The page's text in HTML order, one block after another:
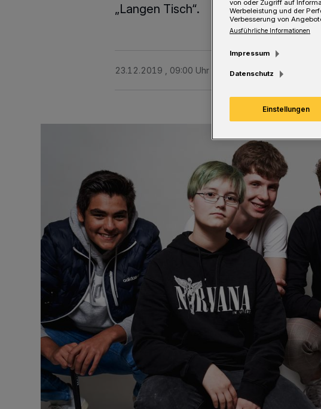
„Langen Tisch“.
23.12.2019 , 09:00 Uhr Eine Minute Lesezeit
von oder Zugriff auf
Werbeleistung und der
Verbesserung von
Ausführliche Informationen
Impressum
Datenschutz
Einstellungen